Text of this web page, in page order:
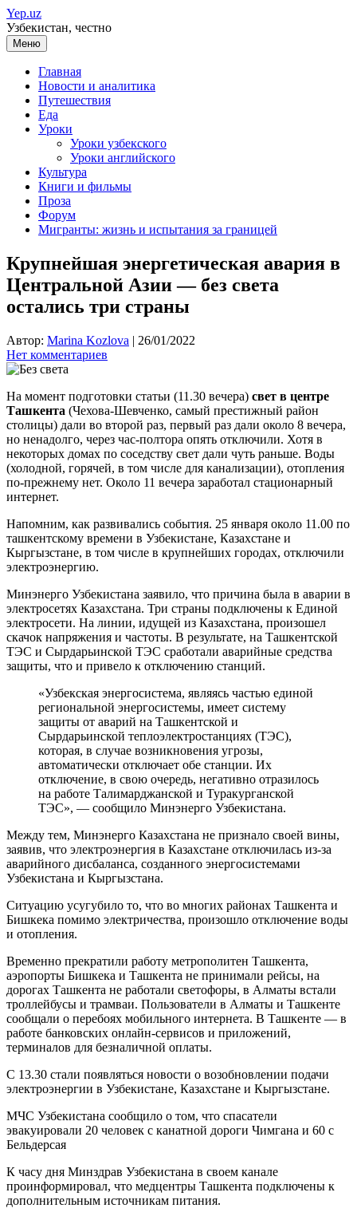
Перейти
к
содержимому
Yep.uz
Узбекистан, честно
Меню
Главная
Новости и аналитика
Путешествия
Еда
Уроки
Уроки узбекского
Уроки английского
Культура
Книги и фильмы
Проза
Форум
Мигранты: жизнь и испытания за границей
Крупнейшая энергетическая авария в
Центральной Азии — без света
остались три страны
Автор: Marina Kozlova | 26/01/2022
Нет комментариев
На момент подготовки статьи (11.30 вечера) свет в центре
Ташкента (Чехова-Шевченко, самый престижный район
столицы) дали во второй раз, первый раз дали около 8 вечера,
но ненадолго, через час-полтора опять отключили. Хотя в
некоторых домах по соседству свет дали чуть раньше. Воды
(холодной, горячей, в том числе для канализации), отопления
по-прежнему нет. Около 11 вечера заработал стационарный
интернет.
Напомним, как развивались события. 25 января около 11.00 по
ташкентскому времени в Узбекистане, Казахстане и
Кыргызстане, в том числе в крупнейших городах, отключили
электроэнергию.
Минэнерго Узбекистана заявило, что причина была в аварии в
электросетях Казахстана. Три страны подключены к Единой
электросети. На линии, идущей из Казахстана, произошел
скачок напряжения и частоты. В результате, на Ташкентской
ТЭС и Сырдарьинской ТЭС сработали аварийные средства
защиты, что и привело к отключению станций.
«Узбекская энергосистема, являясь частью единой
региональной энергосистемы, имеет систему
защиты от аварий на Ташкентской и
Сырдарьинской теплоэлектростанциях (ТЭС),
которая, в случае возникновения угрозы,
автоматически отключает обе станции. Их
отключение, в свою очередь, негативно отразилось
на работе Талимарджанской и Туракурганской
ТЭС», — сообщило Минэнерго Узбекистана.
Между тем, Минэнерго Казахстана не признало своей вины,
заявив, что электроэнергия в Казахстане отключилась из-за
аварийного дисбаланса, созданного энергосистемами
Узбекистана и Кыргызстана.
Ситуацию усугубило то, что во многих районах Ташкента и
Бишкека помимо электричества, произошло отключение воды
и отопления.
Временно прекратили работу метрополитен Ташкента,
аэропорты Бишкека и Ташкента не принимали рейсы, на
дорогах Ташкента не работали светофоры, в Алматы встали
троллейбусы и трамваи. Пользователи в Алматы и Ташкенте
сообщали о перебоях мобильного интернета. В Ташкенте — в
работе банковских онлайн-сервисов и приложений,
терминалов для безналичной оплаты.
С 13.30 стали появляться новости о возобновлении подачи
электроэнергии в Узбекистане, Казахстане и Кыргызстане.
МЧС Узбекистана сообщило о том, что спасатели
эвакуировали 20 человек с канатной дороги Чимгана и 60 с
Бельдерсая
К часу дня Минздрав Узбекистана в своем канале
проинформировал, что медцентры Ташкента подключены к
дополнительным источникам питания.